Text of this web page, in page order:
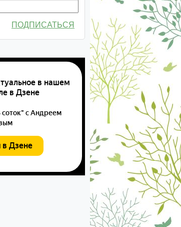
ПОДПИСАТЬСЯ